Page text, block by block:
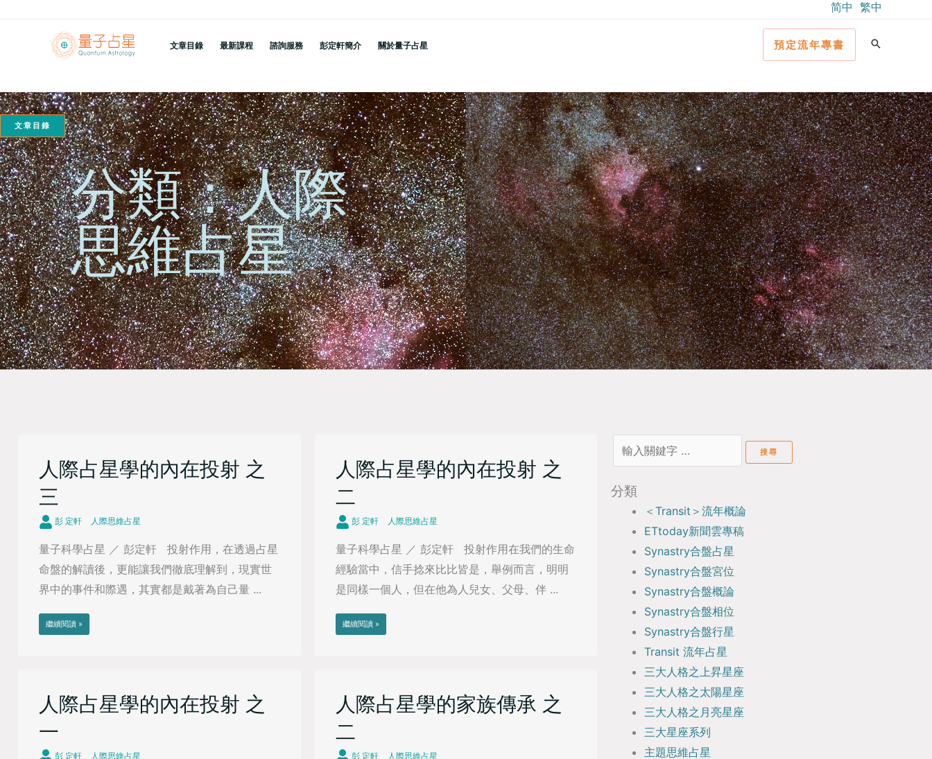
內
容
简中 繁中
文章目錄 最新課程 諮詢服務 彭定軒簡介 關於量子占星 預定流年專書
分類：人際
思維占星
文章目錄
人際占星學的內在投射 之
三
彭 定軒 人際思維占星
量子科學占星 ／ 彭定軒 投射作用，在透過占星
命盤的解讀後，更能讓我們徹底理解到，現實世
界中的事件和際遇，其實都是戴著為自己量 ...
繼續閱讀 »
人際占星學的內在投射 之
二
彭 定軒 人際思維占星
量子科學占星 ／ 彭定軒 投射作用在我們的生命
經驗當中，信手捻來比比皆是，舉例而言，明明
是同樣一個人，但在他為人兒女、父母、伴 ...
繼續閱讀 »
人際占星學的內在投射 之
一
彭 定軒 人際思維占星
人際占星學的家族傳承 之
二
彭 定軒 人際思維占星
Search
for:
分類
＜Transit＞流年概論
ETtoday新聞雲專稿
Synastry合盤占星
Synastry合盤宮位
Synastry合盤概論
Synastry合盤相位
Synastry合盤行星
Transit 流年占星
三大人格之上昇星座
三大人格之太陽星座
三大人格之月亮星座
三大星座系列
主題思維占星